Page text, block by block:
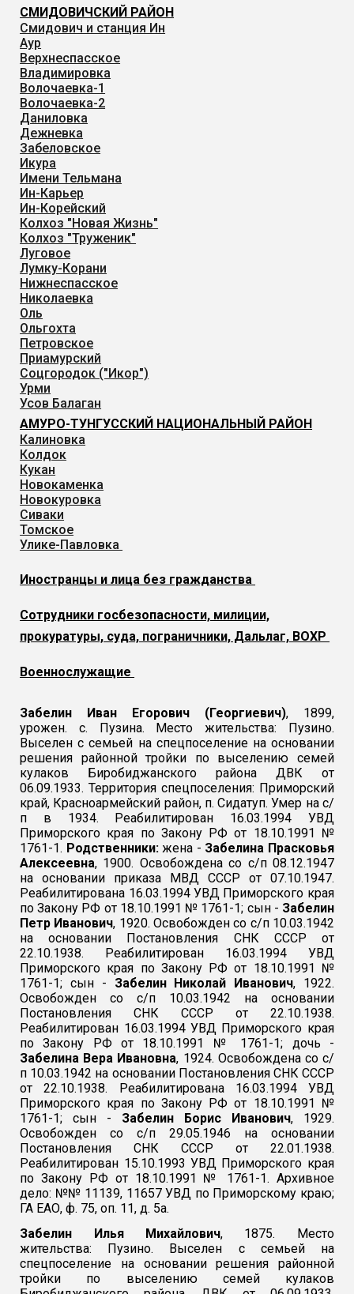
СМИДОВИЧСКИЙ РАЙОН
Смидович и станция Ин
Аур
Верхнеспасское
Владимировка
Волочаевка-1
Волочаевка-2
Даниловка
Дежневка
Забеловское
Икура
Имени Тельмана
Ин-Карьер
Ин-Корейский
Колхоз "Новая Жизнь"
Колхоз "Труженик"
Луговое
Лумку-Корани
Нижнеспасское
Николаевка
Оль
Ольгохта
Петровское
Приамурский
Соцгородок ("Икор")
Урми
Усов Балаган
АМУРО-ТУНГУССКИЙ НАЦИОНАЛЬНЫЙ РАЙОН
Калиновка
Колдок
Кукан
Новокаменка
Новокуровка
Сиваки
Томское
Улике-Павловка
Иностранцы и лица без гражданства
Сотрудники госбезопасности, милиции,
прокуратуры, суда, пограничники, Дальлаг, ВОХР
Военнослужащие
Забелин Иван Егорович (Георгиевич), 1899,
урожен. с. Пузина. Место жительства: Пузино.
Выселен с семьей на спецпоселение на основании
решения районной тройки по выселению семей
кулаков Биробиджанского района ДВК от
06.09.1933. Территория спецпоселения: Приморский
край, Красноармейский район, п. Сидатуп. Умер на с/
п в 1934. Реабилитирован 16.03.1994 УВД
Приморского края по Закону РФ от 18.10.1991 №
1761-1. Родственники:жена - Забелина Прасковья
Алексеевна, 1900. Освобождена со с/п 08.12.1947
на основании приказа МВД СССР от 07.10.1947.
Реабилитирована 16.03.1994 УВД Приморского края
по Закону РФ от 18.10.1991 № 1761-1; сын - Забелин
Петр Иванович, 1920. Освобожден со с/п 10.03.1942
на основании Постановления СНК СССР от
22.10.1938. Реабилитирован 16.03.1994 УВД
Приморского края по Закону РФ от 18.10.1991 №
1761-1; сын - Забелин Николай Иванович, 1922.
Освобожден со с/п 10.03.1942 на основании
Постановления СНК СССР от 22.10.1938.
Реабилитирован 16.03.1994 УВД Приморского края
по Закону РФ от 18.10.1991 № 1761-1; дочь -
Забелина Вера Ивановна, 1924. Освобождена со с/
п 10.03.1942 на основании Постановления СНК СССР
от 22.10.1938. Реабилитирована 16.03.1994 УВД
Приморского края по Закону РФ от 18.10.1991 №
1761-1; сын - Забелин Борис Иванович, 1929.
Освобожден со с/п 29.05.1946 на основании
Постановления СНК СССР от 22.01.1938.
Реабилитирован 15.10.1993 УВД Приморского края
по Закону РФ от 18.10.1991 № 1761-1. Архивное
дело: №№ 11139, 11657 УВД по Приморскому краю;
ГА ЕАО, ф. 75, оп. 11, д. 5а.
Забелин Илья Михайлович, 1875.
Место
жительства: Пузино. Выселен с семьей на
спецпоселение на основании решения районной
тройки по выселению семей кулаков